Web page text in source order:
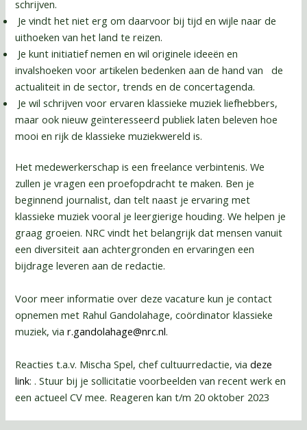
schrijven.
Je vindt het niet erg om daarvoor bij tijd en wijle naar de
uithoeken van het land te reizen.
Je kunt initiatief nemen en wil originele ideeën en
invalshoeken voor artikelen bedenken aan de hand van de
actualiteit in de sector, trends en de concertagenda.
Je wil schrijven voor ervaren klassieke muziek liefhebbers,
maar ook nieuw geïnteresseerd publiek laten beleven hoe
mooi en rijk de klassieke muziekwereld is.
Het medewerkerschap is een freelance verbintenis. We
zullen je vragen een proefopdracht te maken. Ben je
beginnend journalist, dan telt naast je ervaring met
klassieke muziek vooral je leergierige houding. We helpen je
graag groeien. NRC vindt het belangrijk dat mensen vanuit
een diversiteit aan achtergronden en ervaringen een
bijdrage leveren aan de redactie.
Voor meer informatie over deze vacature kun je contact
opnemen met Rahul Gandolahage, coördinator klassieke
muziek, viar.gandolahage@nrc.nl.
Reacties t.a.v. Mischa Spel, chef cultuurredactie, viadeze
link: . Stuur bij je sollicitatie voorbeelden van recent werk en
een actueel CV mee. Reageren kan t/m 20 oktober 2023